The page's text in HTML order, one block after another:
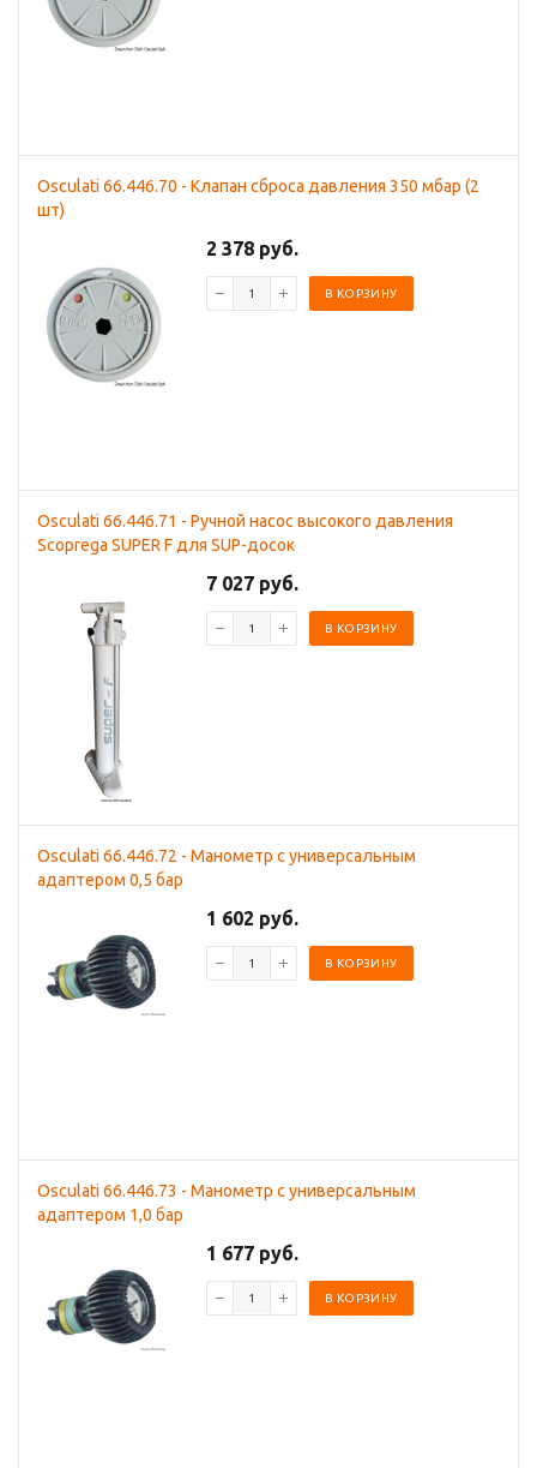
Osculati 66.446.70 - Клапан сброса давления 350 мбар (2
шт)
2 378 руб.
В КОРЗИНУ
Osculati 66.446.71 - Ручной насос высокого давления
Scoprega SUPER F для SUP-досок
7 027 руб.
В КОРЗИНУ
Osculati 66.446.72 - Манометр с универсальным
адаптером 0,5 бар
1 602 руб.
В КОРЗИНУ
Osculati 66.446.73 - Манометр с универсальным
адаптером 1,0 бар
1 677 руб.
В КОРЗИНУ